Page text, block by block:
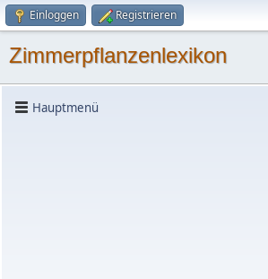
Einloggen Registrieren
Zimmerpflanzenlexikon
Hauptmenü